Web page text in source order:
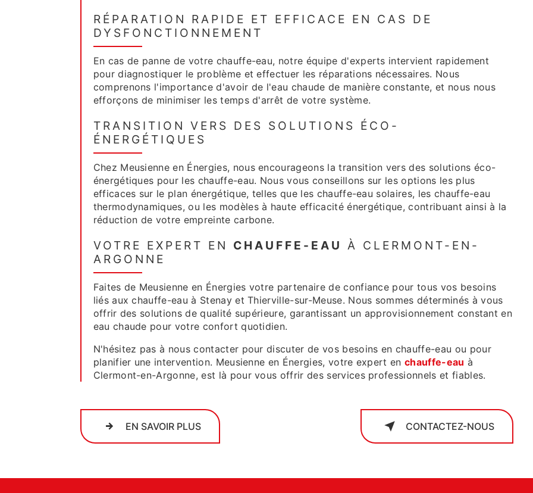
RÉPARATION RAPIDE ET EFFICACE EN CAS DE
DYSFONCTIONNEMENT
En cas de panne de votre chauffe-eau, notre équipe d'experts intervient rapidement
pour diagnostiquer le problème et effectuer les réparations nécessaires. Nous
comprenons l'importance d'avoir de l'eau chaude de manière constante, et nous nous
efforçons de minimiser les temps d'arrêt de votre système.
TRANSITION VERS DES SOLUTIONS ÉCO-
ÉNERGÉTIQUES
Chez Meusienne en Énergies, nous encourageons la transition vers des solutions éco-
énergétiques pour les chauffe-eau. Nous vous conseillons sur les options les plus
efficaces sur le plan énergétique, telles que les chauffe-eau solaires, les chauffe-eau
thermodynamiques, ou les modèles à haute efficacité énergétique, contribuant ainsi à la
réduction de votre empreinte carbone.
VOTRE EXPERT EN CHAUFFE-EAU À CLERMONT-EN-
ARGONNE
Faites de Meusienne en Énergies votre partenaire de confiance pour tous vos besoins
liés aux chauffe-eau à Stenay et Thierville-sur-Meuse. Nous sommes déterminés à vous
offrir des solutions de qualité supérieure, garantissant un approvisionnement constant en
eau chaude pour votre confort quotidien.
N'hésitez pas à nous contacter pour discuter de vos besoins en chauffe-eau ou pour
planifier une intervention. Meusienne en Énergies, votre expert enchauffe-eau à
Clermont-en-Argonne, est là pour vous offrir des services professionnels et fiables.
EN SAVOIR PLUS CONTACTEZ-NOUS